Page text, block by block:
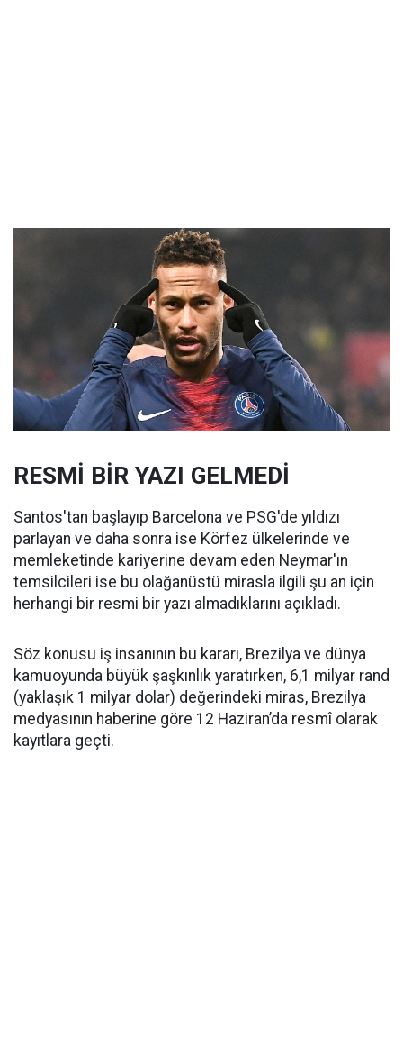
RESMİ BİR YAZI GELMEDİ
Santos'tan başlayıp Barcelona ve PSG'de yıldızı
parlayan ve daha sonra ise Körfez ülkelerinde ve
memleketinde kariyerine devam eden Neymar'ın
temsilcileri ise bu olağanüstü mirasla ilgili şu an için
herhangi bir resmi bir yazı almadıklarını açıkladı.
Söz konusu iş insanının bu kararı, Brezilya ve dünya
kamuoyunda büyük şaşkınlık yaratırken, 6,1 milyar rand
(yaklaşık 1 milyar dolar) değerindeki miras, Brezilya
medyasının haberine göre 12 Haziran’da resmî olarak
kayıtlara geçti.